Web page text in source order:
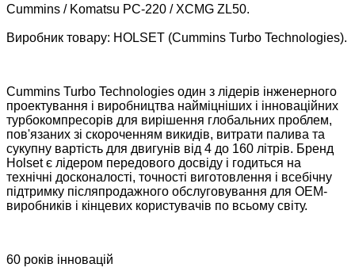
Cummins / Komatsu PC-220 / XCMG ZL50.
Виробник товару: HOLSET (Cummins Turbo Technologies).
Cummins Turbo Technologies один з лідерів інженерного
проектування і виробництва найміцніших і інноваційних
турбокомпресорів для вирішення глобальних проблем,
пов'язаних зі скороченням викидів, витрати палива та
сукупну вартість для двигунів від 4 до 160 літрів. Бренд
Holset є лідером передового досвіду і годиться на
технічні досконалості, точності виготовлення і всебічну
підтримку післяпродажного обслуговування для OEM-
виробників і кінцевих користувачів по всьому світу.
60 років інновацій